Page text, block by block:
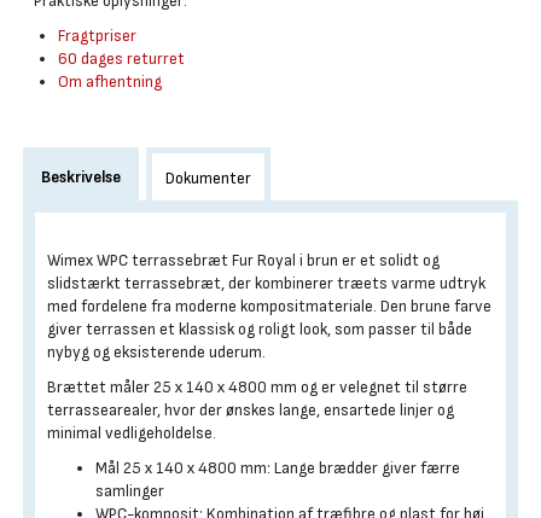
Fragtpriser
60 dages returret
Om afhentning
Beskrivelse Dokumenter
Wimex WPC terrassebræt Fur Royal i brun er et solidt og
slidstærkt terrassebræt, der kombinerer træets varme udtryk
med fordelene fra moderne kompositmateriale. Den brune farve
giver terrassen et klassisk og roligt look, som passer til både
nybyg og eksisterende uderum.
Brættet måler 25 x 140 x 4800 mm og er velegnet til større
terrassearealer, hvor der ønskes lange, ensartede linjer og
minimal vedligeholdelse.
Mål 25 x 140 x 4800 mm: Lange brædder giver færre
samlinger
WPC-komposit: Kombination af træfibre og plast for høj